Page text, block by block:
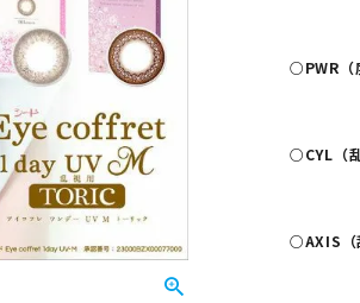
○PWR（
○CYL（乱
○AXIS（